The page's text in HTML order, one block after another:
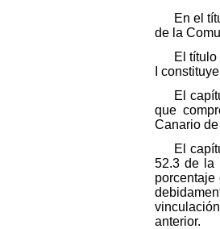
En el
de la
El
I
El
que
Canario
El
52.3 de la
anterior.